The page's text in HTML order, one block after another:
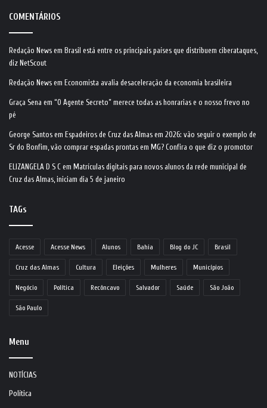
COMENTÁRIOS
Redação News em Brasil está entre os principais países que distribuem ciberataques,
diz NetScout
Redação News em Economista avalia desaceleração da economia brasileira
Graça Sena em “O Agente Secreto” merece todas as honrarias e o nosso frevo no
pé
George Santos em Espadeiros de Cruz das Almas em 2026: vão seguir o exemplo de
Sr do Bonfim, vão comprar espadas prontas em MG? Confira o que diz o promotor
ELIZANGELA D S C em Matrículas digitais para novos alunos da rede municipal de
Cruz das Almas, iniciam dia 5 de janeiro
TAGs
Acesse Acesse News Alunos Bahia Blog do JC Brasil
Cruz das Almas Cultura Eleições Mulheres Municípios
Negócio Política Recôncavo Salvador Saúde São João
São Paulo
Menu
NOTÍCIAS
Política